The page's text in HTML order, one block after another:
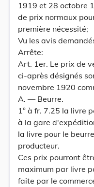
1919 et 28 octobre
de prix normaux
première nécessité;
Vu les avis
Arrête:
Art. 1er. Le prix de
ci-après désignés
novembre 1920
A. — Beurre.
1° à fr. 7.25 la livre
à la gare
la livre pour le
producteur.
Ces prix pourront
maximum par livre
faite par le